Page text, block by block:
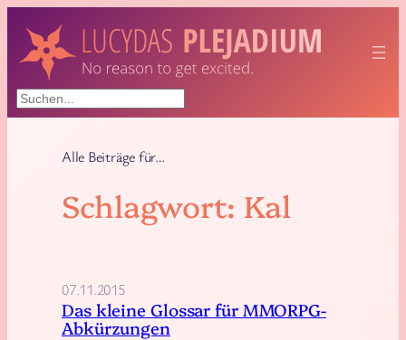
Inhalt
springen
Suchen
Alle Beiträge für…
Schlagwort: Kal
07.11.2015
Das kleine Glossar für MMORPG-
Abkürzungen